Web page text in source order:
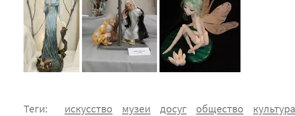
Теги: искусство музеи досуг общество культура